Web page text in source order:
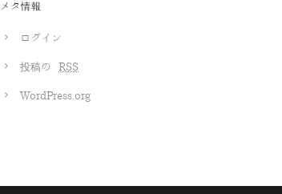
メタ情報
ログイン
投稿の RSS
WordPress.org